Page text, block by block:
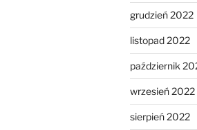
grudzień 2022
listopad 2022
październik
wrzesień 2022
sierpień 2022